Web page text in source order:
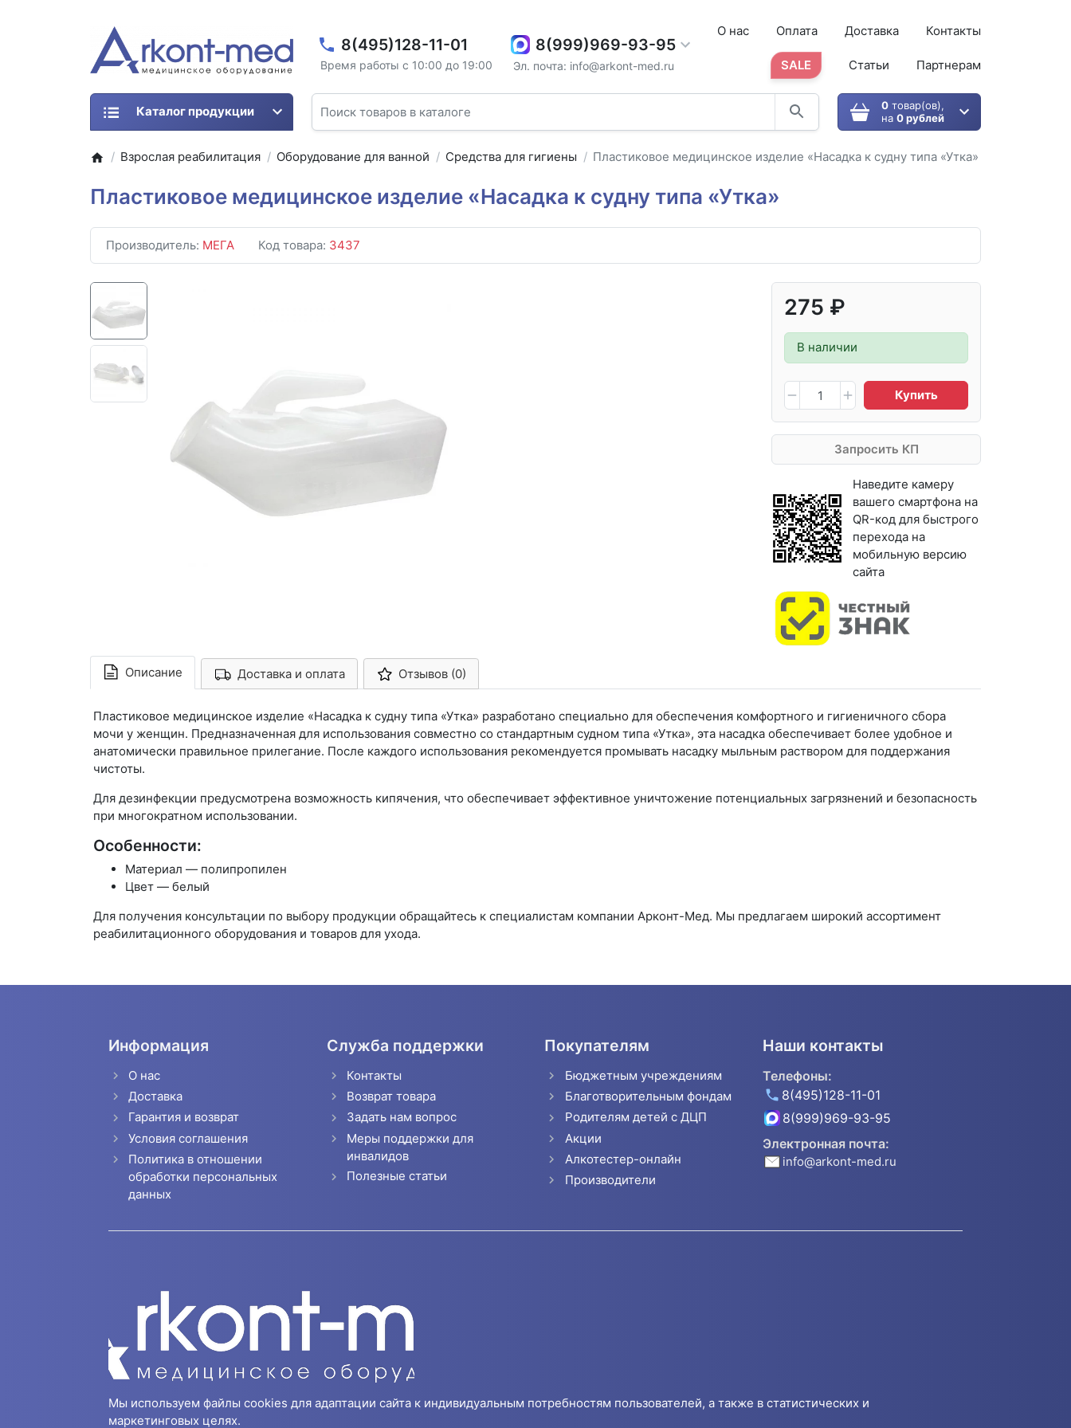
8(495)128-11-01
Время работы с 10:00 до 19:00
8(999)969-93-95
Эл. почта: info@arkont-med.ru
О нас Оплата Доставка Контакты
SALE Статьи Партнерам
0товар(ов),
на 0 рублей
Каталог продукции
Взрослая реабилитация Оборудование для ванной Средства для гигиены Пластиковое медицинское изделие «Насадка к судну типа «Утка»
Пластиковое медицинское изделие «Насадка к судну типа «Утка»
Производитель: МЕГА Код товара: 3437
275 ₽
В наличии
Купить
Запросить КП
Наведите камеру
вашего смартфона на
QR-код для быстрого
перехода на
мобильную версию
сайта
Описание Арконт-Мед Доставка и оплата Отзывов (0)
Пластиковое медицинское изделие «Насадка к судну типа «Утка» разработано специально для обеспечения комфортного и гигиеничного сбора
мочи у женщин. Предназначенная для использования совместно со стандартным судном типа «Утка», эта насадка обеспечивает более удобное и
анатомически правильное прилегание. После каждого использования рекомендуется промывать насадку мыльным раствором для поддержания
чистоты.
Для дезинфекции предусмотрена возможность кипячения, что обеспечивает эффективное уничтожение потенциальных загрязнений и безопасность
при многократном использовании.
Особенности:
Материал — полипропилен
Цвет — белый
Для получения консультации по выбору продукции обращайтесь к специалистам компании Арконт-Мед. Мы предлагаем широкий ассортимент
реабилитационного оборудования и товаров для ухода.
Информация
О нас
Доставка
Гарантия и возврат
Условия соглашения
Политика в отношении
обработки персональных
данных
Служба поддержки
Контакты
Возврат товара
Задать нам вопрос
Меры поддержки для
инвалидов
Полезные статьи
Покупателям
Бюджетным учреждениям
Благотворительным фондам
Родителям детей с ДЦП
Акции
Алкотестер-онлайн
Производители
Наши контакты
Телефоны:
8(495)128-11-01
8(999)969-93-95
Электронная почта:
info@arkont-med.ru
Мы используем файлы cookies для адаптации сайта к индивидуальным потребностям пользователей, а также в статистических и
маркетинговых целях.